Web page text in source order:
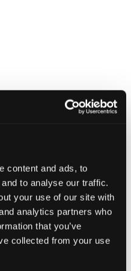
content and ads, to
to analyse our traffic.
your use of our site with
analytics partners who
that you’ve
collected from your use